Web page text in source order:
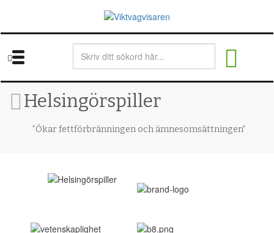
main
Helsingörspiller
”Ökar fettförbränningen och ämnesomsättningen”